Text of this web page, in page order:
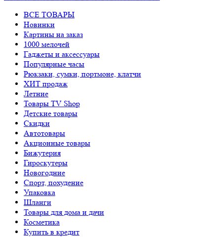
ВСЕ ТОВАРЫ
Новинки
Картины на заказ
1000 мелочей
Гаджеты и аксессуары
Популярные часы
Рюкзаки, сумки, портмоне, клатчи
ХИТ продаж
Летние
Товары TV Shop
Детские товары
Cкидки
Автотовары
Акционные товары
Бижутерия
Гироскутеры
Новогодние
Спорт, похудение
Упаковка
Шланги
Товары для дома и дачи
Косметика
Купить в кредит